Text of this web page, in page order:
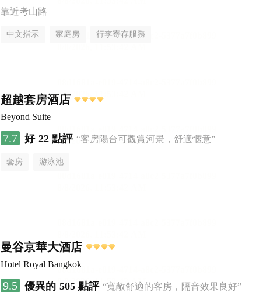
靠近考山路
中文指示 家庭房 行李寄存服務
超越套房酒店
Beyond Suite
7.7 好 22 點評 “客房陽台可觀賞河景，舒適愜意”
套房 游泳池
曼谷京華大酒店
Hotel Royal Bangkok
9.5 優異的 505 點評 “寬敞舒適的客房，隔音效果良好”